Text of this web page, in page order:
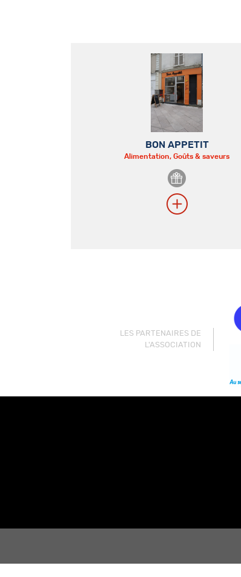
BON APPETIT
Alimentation, Goûts & saveurs
LES PARTENAIRES DE
L'ASSOCIATION